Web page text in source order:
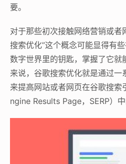
要。
对于那些初次接触网络营销或者
搜索优化”这个概念可能显得有
数字世界里的钥匙，掌握了它就
来说，谷歌搜索优化就是通过一
来提高网站或者网页在谷歌搜索
ngine Results Page，SERP）中